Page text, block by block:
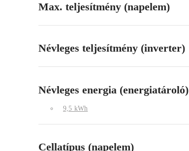
Max. teljesítmény (napelem)
Névleges teljesítmény (inverter)
Névleges energia (energiatároló)
9,5 kWh
Cellatípus (napelem)